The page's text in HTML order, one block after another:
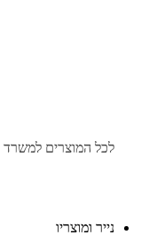
לכל המוצרים למשרד
נייר ומוצריו